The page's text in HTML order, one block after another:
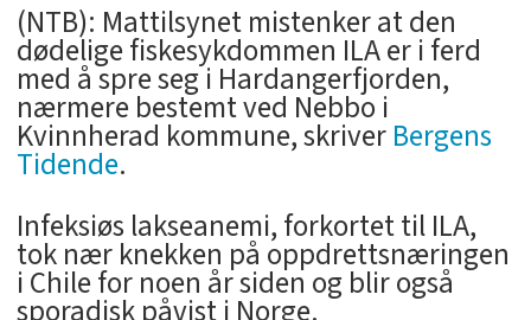
(NTB): Mattilsynet mistenker at den
dødelige fiskesykdommen ILA er i ferd
med å spre seg i Hardangerfjorden,
nærmere bestemt ved Nebbo i
Kvinnherad kommune, skriverBergens
Tidende.
Infeksiøs lakseanemi, forkortet til ILA,
tok nær knekken på oppdrettsnæringen
i Chile for noen år siden og blir også